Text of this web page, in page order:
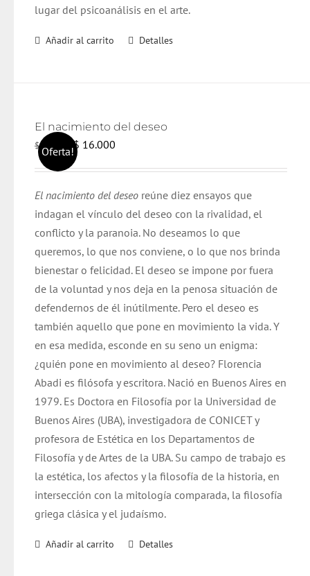
lugar del psicoanálisis en el arte.
Añadir al carrito Detalles
Oferta!
El nacimiento del deseo
$17.000
El
precio
era:
$ 17.000.
$ 16.000
es:
$ 16.000.
El nacimiento del deseo reúne diez ensayos que
indagan el vínculo del deseo con la rivalidad, el
conflicto y la paranoia. No deseamos lo que
queremos, lo que nos conviene, o lo que nos brinda
bienestar o felicidad. El deseo se impone por fuera
de la voluntad y nos deja en la penosa situación de
defendernos de él inútilmente. Pero el deseo es
también aquello que pone en movimiento la vida. Y
en esa medida, esconde en su seno un enigma:
¿quién pone en movimiento al deseo? Florencia
Abadi es filósofa y escritora. Nació en Buenos Aires en
1979. Es Doctora en Filosofía por la Universidad de
Buenos Aires (UBA), investigadora de CONICET y
profesora de Estética en los Departamentos de
Filosofía y de Artes de la UBA. Su campo de trabajo es
la estética, los afectos y la filosofía de la historia, en
intersección con la mitología comparada, la filosofía
griega clásica y el judaísmo.
Añadir al carrito Detalles